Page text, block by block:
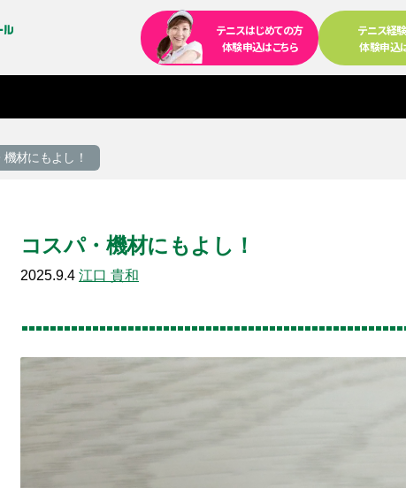
テニスはじめての方
体験申込はこちら
テニス経
体験申込
機材にもよし！
コスパ・機材にもよし！
2025.9.4 江口 貴和